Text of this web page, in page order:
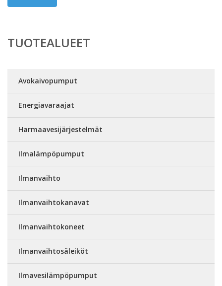
TUOTEALUEET
Avokaivopumput
Energiavaraajat
Harmaavesijärjestelmät
Ilmalämpöpumput
Ilmanvaihto
Ilmanvaihtokanavat
Ilmanvaihtokoneet
Ilmanvaihtosäleiköt
Ilmavesilämpöpumput